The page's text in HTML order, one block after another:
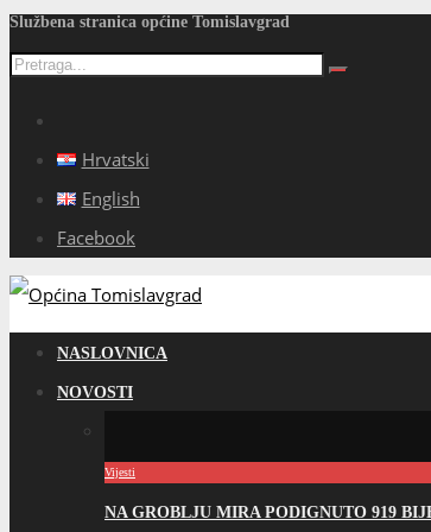
Službena stranica općine Tomislavgrad
Hrvatski
English
Facebook
NASLOVNICA
NOVOSTI
Vijesti
NA GROBLJU MIRA PODIGNUTO 919